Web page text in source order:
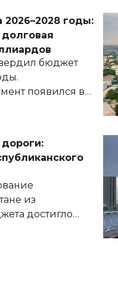
годы:
бюджет
появился в
актов и на
из
достигло